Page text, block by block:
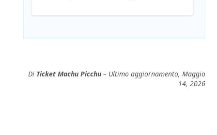
Di Ticket Machu Picchu – Ultimo aggiornamento, Maggio
14, 2026